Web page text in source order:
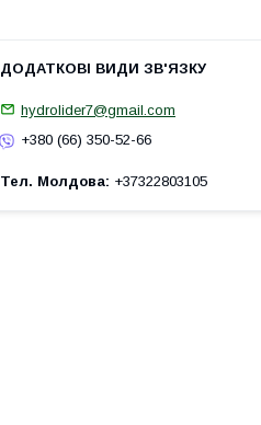
hydrolider7@gmail.com
+380 (66) 350-52-66
Тел. Молдова +37322803105